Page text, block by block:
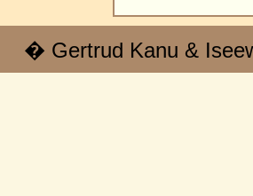
� Gertrud Kanu &